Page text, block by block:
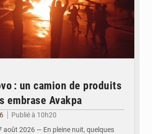
: un camion de produits
embrase Avakpa
Publié à 10h20
août 2026 — En pleine nuit, quelques